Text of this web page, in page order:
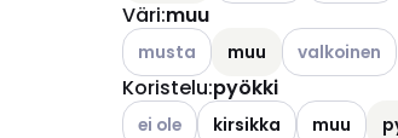
Väri:muu
Katso käytettävissä olevat
musta muu Katso
valkoinen
Koristelu:pyökki
Katso käytettävissä olevat
ei ole kirsikka muu